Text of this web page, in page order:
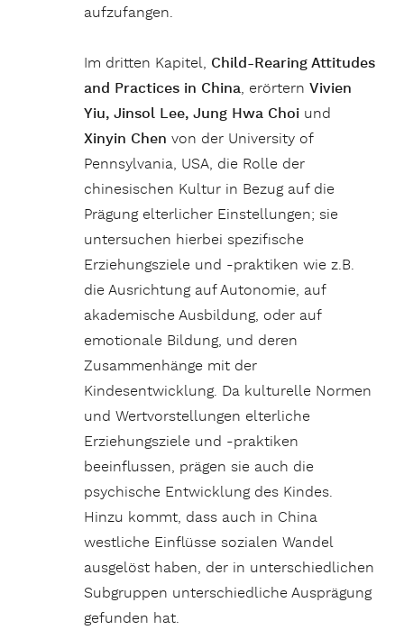
aufzufangen.
Im dritten Kapitel, Child-Rearing Attitudes
and Practices in China, erörternVivien
Yiu, Jinsol Lee, Jung Hwa Choi und
Xinyin Chen von der University of
Pennsylvania, USA, die Rolle der
chinesischen Kultur in Bezug auf die
Prägung elterlicher Einstellungen; sie
untersuchen hierbei spezifische
Erziehungsziele und -praktiken wie z.B.
die Ausrichtung auf Autonomie, auf
akademische Ausbildung, oder auf
emotionale Bildung, und deren
Zusammenhänge mit der
Kindesentwicklung. Da kulturelle Normen
und Wertvorstellungen elterliche
Erziehungsziele und -praktiken
beeinflussen, prägen sie auch die
psychische Entwicklung des Kindes.
Hinzu kommt, dass auch in China
westliche Einflüsse sozialen Wandel
ausgelöst haben, der in unterschiedlichen
Subgruppen unterschiedliche Ausprägung
gefunden hat.